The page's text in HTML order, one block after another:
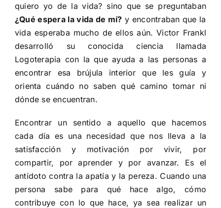
quiero yo de la vida? sino que se preguntaban
¿Qué espera la vida de mí? y encontraban que la
vida esperaba mucho de ellos aún. Victor Frankl
desarrolló su conocida ciencia llamada
Logoterapia con la que ayuda a las personas a
encontrar esa brújula interior que les guía y
orienta cuándo no saben qué camino tomar ni
dónde se encuentran.
Encontrar un sentido a aquello que hacemos
cada día es una necesidad que nos lleva a la
satisfacción y motivación por vivir, por
compartir, por aprender y por avanzar. Es el
antídoto contra la apatía y la pereza. Cuando una
persona sabe para qué hace algo, cómo
contribuye con lo que hace, ya sea realizar un